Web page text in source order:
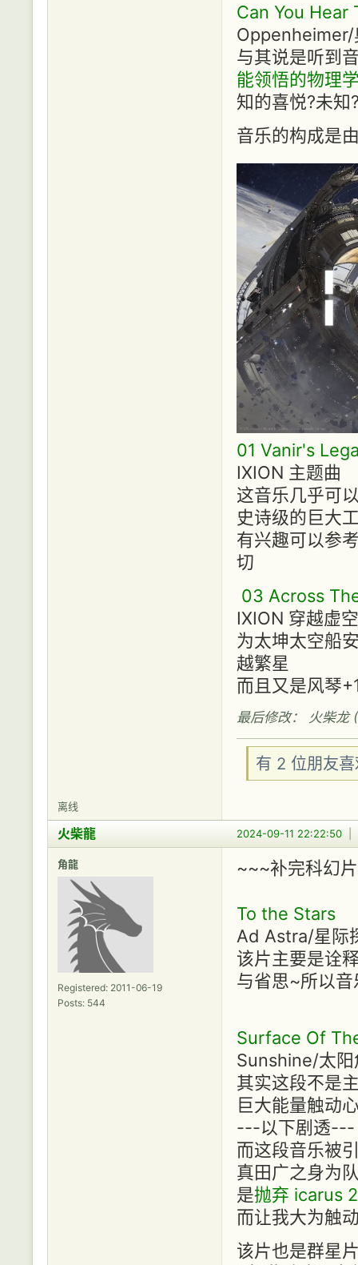
Can You Hear
Oppenheimer/
与其说是听到
能领悟的物理
知的喜悦?未
音乐的构成是
01 Vanir's
IXION 主题曲
这音乐几乎可
史诗级的巨大
有兴趣可以参
切
03 Across
IXION 穿越虚空
为太坤太空船
越繁星
而且又是风琴
最后修改： 火柴
有 2 位朋友
离线
2024-09-11 22:22:50
火柴龍
角龍
Registered: 2011-06-19
Posts: 544
~~~补完科幻
To the Stars
Ad Astra/星际
该片主要是诠
与省思~所以
Surface Of
Sunshine/太
其实这段不是
巨大能量触动
---以下剧透---
而这段音乐被
真田广之身为
是抛弃 icarus
而让我大为触
该片也是群星